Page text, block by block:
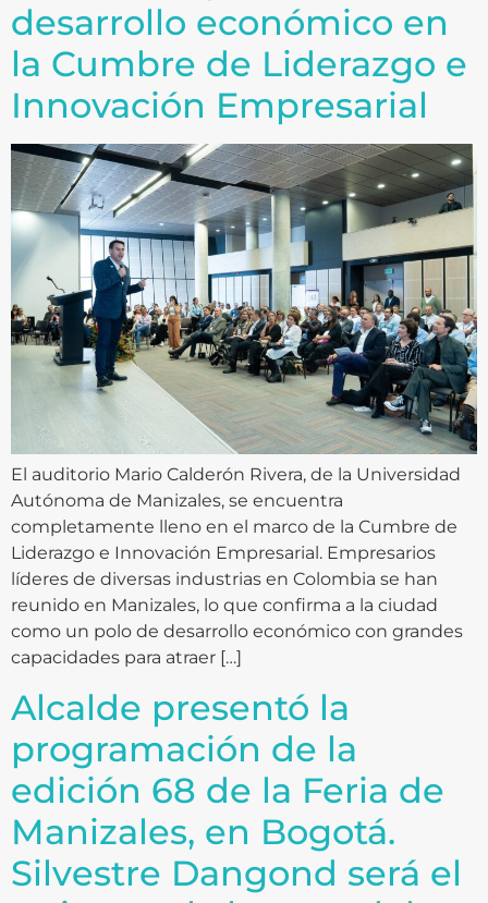
desarrollo económico en
la Cumbre de Liderazgo e
Innovación Empresarial
El auditorio Mario Calderón Rivera, de la Universidad
Autónoma de Manizales, se encuentra
completamente lleno en el marco de la Cumbre de
Liderazgo e Innovación Empresarial. Empresarios
líderes de diversas industrias en Colombia se han
reunido en Manizales, lo que confirma a la ciudad
como un polo de desarrollo económico con grandes
capacidades para atraer […]
Alcalde presentó la
programación de la
edición 68 de la Feria de
Manizales, en Bogotá.
Silvestre Dangond será el